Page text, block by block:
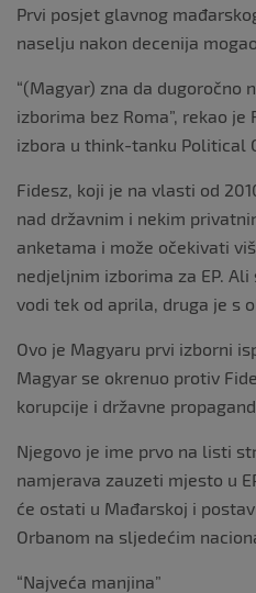
Prvi posjet glavnog
naselju nakon decenija
“(Magyar) zna da dugoročno
izborima bez Roma”, rekao
izbora u think-tanku Political
Fidesz, koji je na vlasti od
nad državnim i nekim
anketama i može očekivati
nedjeljnim izborima za EP.
vodi tek od aprila, druga je s
Ovo je Magyaru prvi izborni
Magyar se okrenuo protiv
korupcije i državne
Njegovo je ime prvo na listi
namjerava zauzeti mjesto u
će ostati u Mađarskoj i
Orbanom na sljedećim
“Najveća manjina”